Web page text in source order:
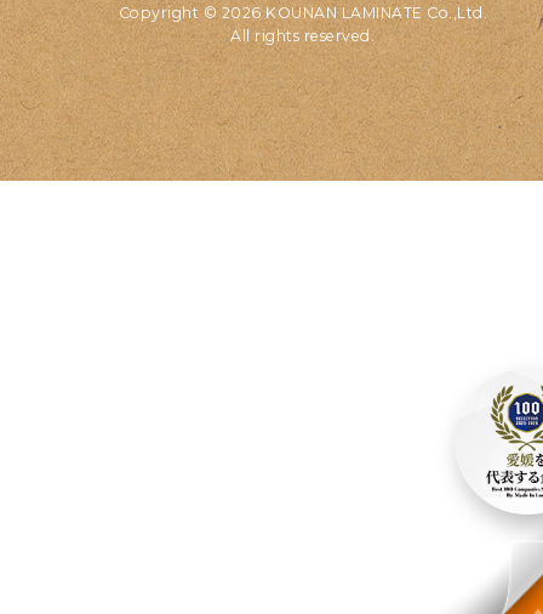
Copyright © 2026 KOUNAN LAMINATE Co.,Ltd.
All rights reserved.